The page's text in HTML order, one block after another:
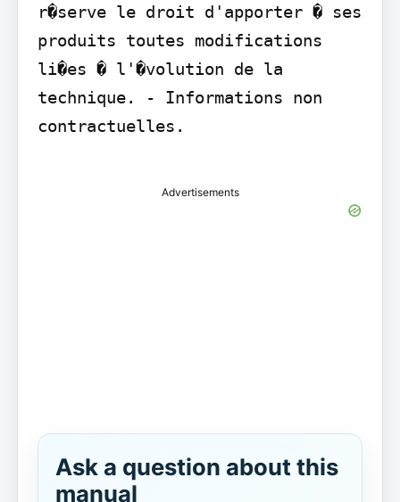
r�serve le droit d'apporter � ses
produits toutes modifications
li�es � l'�volution de la
technique. - Informations non
contractuelles.
Advertisements
Ask a question about this
manual